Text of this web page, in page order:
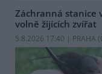
Záchranná stanice
volně žijících zvířat
5.8.2026 17:40 | PRAHA (